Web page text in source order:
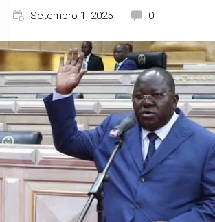
Setembro 1, 2025 0